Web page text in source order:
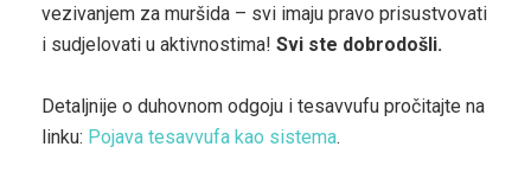
vezivanjem za muršida – svi imaju pravo prisustvovati
i sudjelovati u aktivnostima! Svi ste dobrodošli.
Detaljnije o duhovnom odgoju i tesavvufu pročitajte na
linku: Pojava tesavvufa kao sistema.